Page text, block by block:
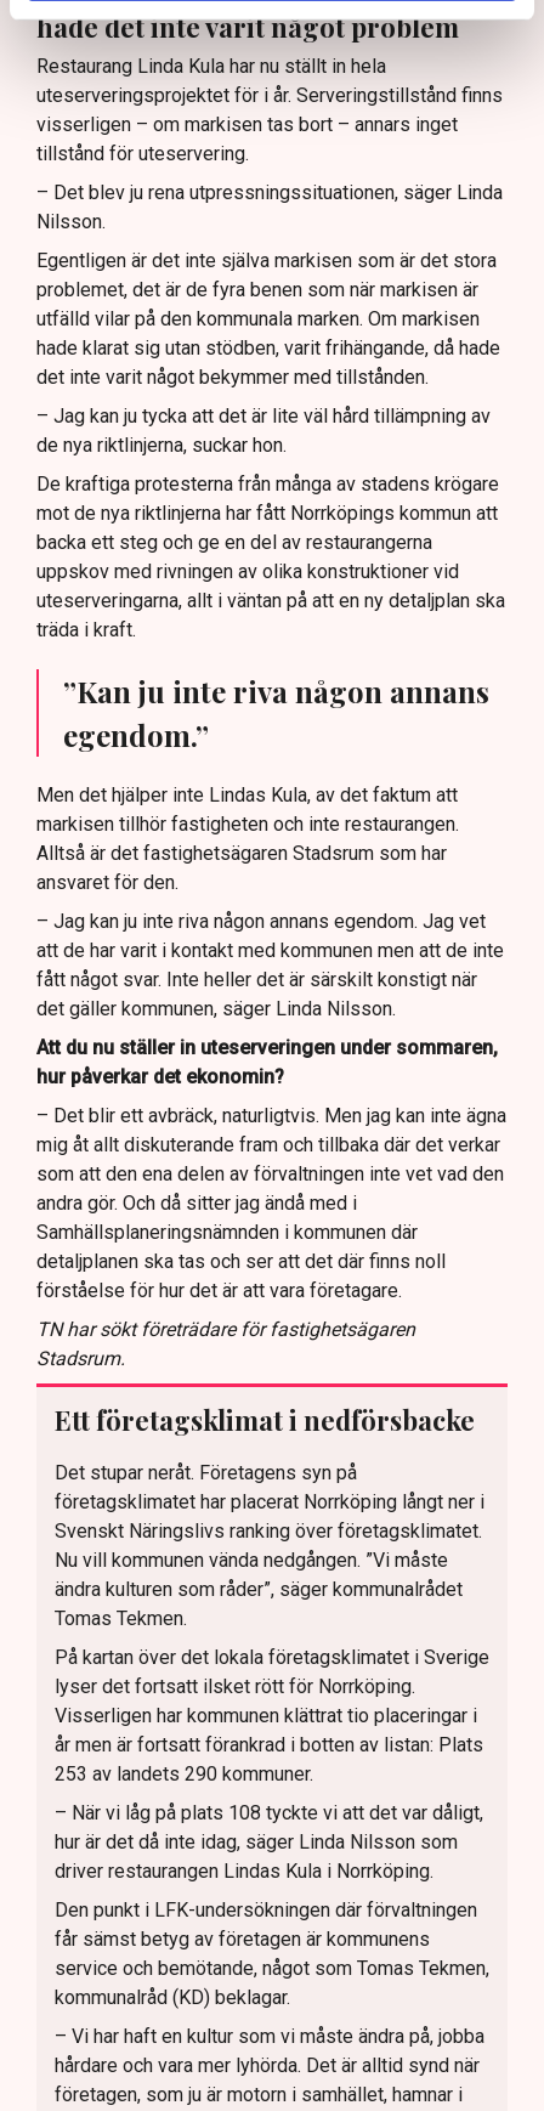
hade det inte varit något problem
Restaurang Linda Kula har nu ställt in hela
uteserveringsprojektet för i år. Serveringstillstånd finns
visserligen – om markisen tas bort – annars inget
tillstånd för uteservering.
– Det blev ju rena utpressningssituationen, säger Linda
Nilsson.
Egentligen är det inte själva markisen som är det stora
problemet, det är de fyra benen som när markisen är
utfälld vilar på den kommunala marken. Om markisen
hade klarat sig utan stödben, varit frihängande, då hade
det inte varit något bekymmer med tillstånden.
– Jag kan ju tycka att det är lite väl hård tillämpning av
de nya riktlinjerna, suckar hon.
De kraftiga protesterna från många av stadens krögare
mot de nya riktlinjerna har fått Norrköpings kommun att
backa ett steg och ge en del av restaurangerna
uppskov med rivningen av olika konstruktioner vid
uteserveringarna, allt i väntan på att en ny detaljplan ska
träda i kraft.
”Kan ju inte riva någon annans
egendom.”
Men det hjälper inte Lindas Kula, av det faktum att
markisen tillhör fastigheten och inte restaurangen.
Alltså är det fastighetsägaren Stadsrum som har
ansvaret för den.
– Jag kan ju inte riva någon annans egendom. Jag vet
att de har varit i kontakt med kommunen men att de inte
fått något svar. Inte heller det är särskilt konstigt när
det gäller kommunen, säger Linda Nilsson.
Att du nu ställer in uteserveringen under sommaren,
hur påverkar det ekonomin?
– Det blir ett avbräck, naturligtvis. Men jag kan inte ägna
mig åt allt diskuterande fram och tillbaka där det verkar
som att den ena delen av förvaltningen inte vet vad den
andra gör. Och då sitter jag ändå med i
Samhällsplaneringsnämnden i kommunen där
detaljplanen ska tas och ser att det där finns noll
förståelse för hur det är att vara företagare.
TN har sökt företrädare för fastighetsägaren
Stadsrum.
Ett företagsklimat i nedförsbacke
Det stupar neråt. Företagens syn på
företagsklimatet har placerat Norrköping långt ner i
Svenskt Näringslivs ranking över företagsklimatet.
Nu vill kommunen vända nedgången. ”Vi måste
ändra kulturen som råder”, säger kommunalrådet
Tomas Tekmen.
På kartan över det lokala företagsklimatet i Sverige
lyser det fortsatt ilsket rött för Norrköping.
Visserligen har kommunen klättrat tio placeringar i
år men är fortsatt förankrad i botten av listan: Plats
253 av landets 290 kommuner.
– När vi låg på plats 108 tyckte vi att det var dåligt,
hur är det då inte idag, säger Linda Nilsson som
driver restaurangen Lindas Kula i Norrköping.
Den punkt i LFK-undersökningen där förvaltningen
får sämst betyg av företagen är kommunens
service och bemötande, något som Tomas Tekmen,
kommunalråd (KD) beklagar.
– Vi har haft en kultur som vi måste ändra på, jobba
hårdare och vara mer lyhörda. Det är alltid synd när
företagen, som ju är motorn i samhället, hamnar i